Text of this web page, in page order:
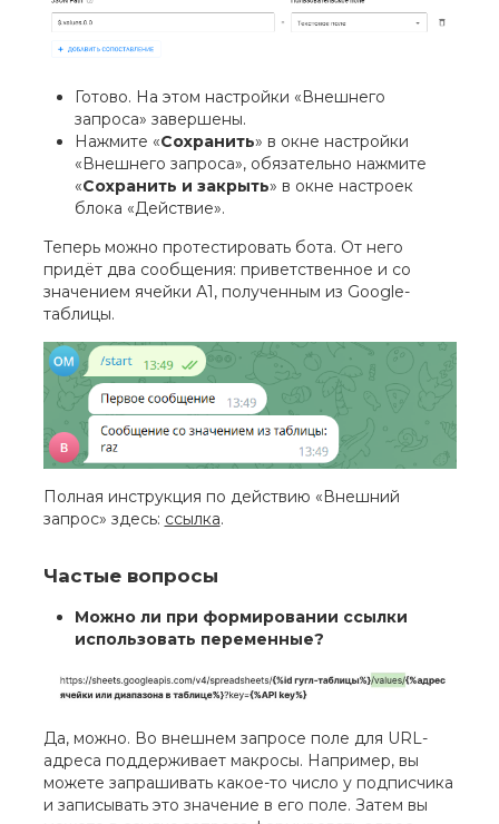
Готово. На этом настройки «Внешнего
запроса» завершены.
Нажмите «Сохранить» в окне настройки
«Внешнего запроса», обязательно нажмите
«Сохранить и закрыть» в окне настроек
блока «Действие».
Теперь можно протестировать бота. От него
придёт два сообщения: приветственное и со
значением ячейки А1, полученным из Google-
таблицы.
Полная инструкция по действию «Внешний
запрос» здесь: ссылка.
Частые вопросы
Можно ли при формировании ссылки
использовать переменные?
Да, можно. Во внешнем запросе поле для URL-
адреса поддерживает макросы. Например, вы
можете запрашивать какое-то число у подписчика
и записывать это значение в его поле. Затем вы